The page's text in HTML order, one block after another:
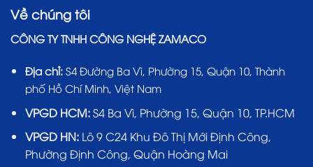
Về chúng tôi
CÔNG TY TNHH CÔNG NGHỆ ZAMACO
Địa chỉ: S4 Đường Ba Vì, Phường 15, Quận 10, Thành
phố Hồ Chí Minh, Việt Nam
VPGD HCM:S4 Ba Vì, Phường 15, Quận 10, TP.HCM
VPGD HN:Lô 9 C24 Khu Đô Thị Mới Định Công,
Phường Định Công, Quận Hoàng Mai